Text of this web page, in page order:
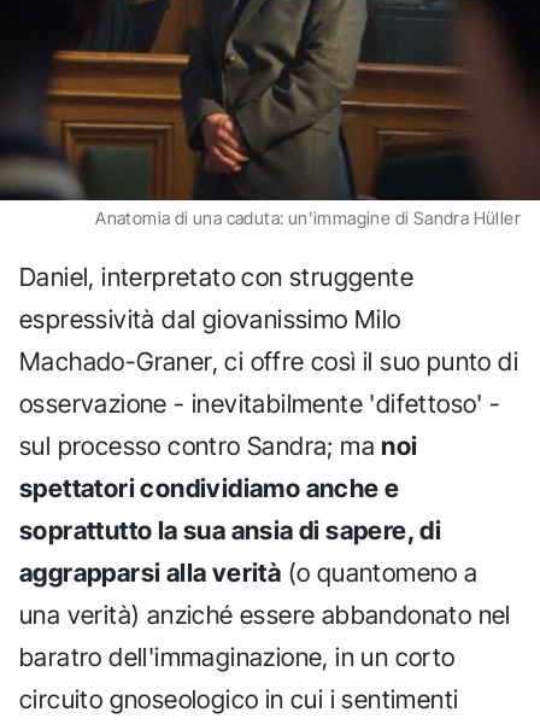
Anatomia di una caduta: un'immagine di Sandra Hüller
Daniel, interpretato con struggente
espressività dal giovanissimo Milo
Machado-Graner, ci offre così il suo punto di
osservazione - inevitabilmente 'difettoso' -
sul processo contro Sandra; ma noi
spettatori condividiamo anche e
soprattutto la sua ansia di sapere, di
aggrapparsi alla verità (o quantomeno a
una verità) anziché essere abbandonato nel
baratro dell'immaginazione, in un corto
circuito gnoseologico in cui i sentimenti